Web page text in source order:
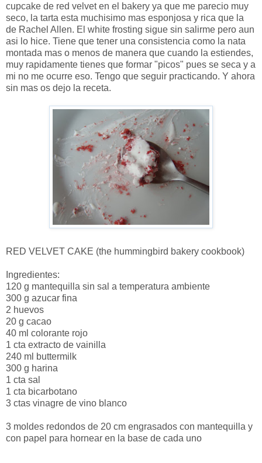
cupcake de red velvet en el bakery ya que me parecio muy
seco, la tarta esta muchisimo mas esponjosa y rica que la
de Rachel Allen. El white frosting sigue sin salirme pero aun
asi lo hice. Tiene que tener una consistencia como la nata
montada mas o menos de manera que cuando la estiendes,
muy rapidamente tienes que formar "picos" pues se seca y a
mi no me ocurre eso. Tengo que seguir practicando. Y ahora
sin mas os dejo la receta.
RED VELVET CAKE (the hummingbird bakery cookbook)
Ingredientes:
120 g mantequilla sin sal a temperatura ambiente
300 g azucar fina
2 huevos
20 g cacao
40 ml colorante rojo
1 cta extracto de vainilla
240 ml buttermilk
300 g harina
1 cta sal
1 cta bicarbotano
3 ctas vinagre de vino blanco
3 moldes redondos de 20 cm engrasados con mantequilla y
con papel para hornear en la base de cada uno